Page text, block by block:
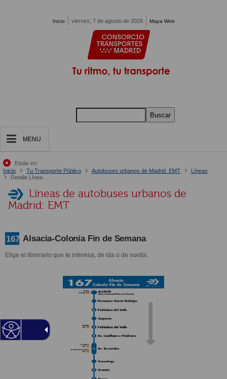
Inicio viernes, 7 de agosto de 2026 Mapa Web
Buscar
MENU
Estás en:
Inicio
Tu Transporte Público Autobuses urbanos de Madrid: EMT
Líneas
Detalle Línea
Líneas de autobuses urbanos de
Madrid: EMT
167 Alsacia-Colonia Fin de Semana
Elige el itinerario que te interesa, de ida o de vuelta.